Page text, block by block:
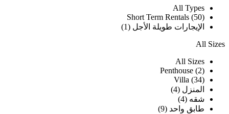
All Types
Short Term Rentals (50)
الإيجارات طويلة الأجل (1)
All Sizes
All Sizes
Penthouse (2)
Villa (34)
المنزل (4)
شقه (4)
طابق واحد (9)